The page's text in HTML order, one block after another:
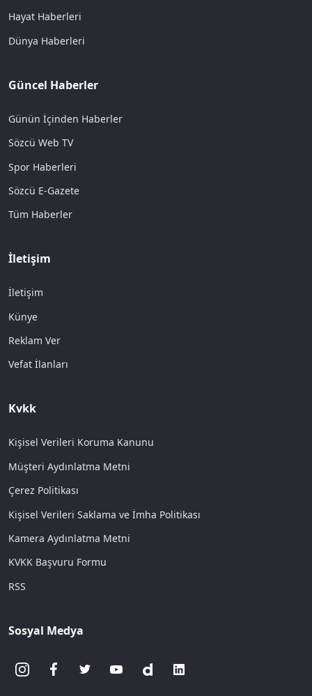
Hayat Haberleri
Dünya Haberleri
Güncel Haberler
Günün İçinden Haberler
Sözcü Web TV
Spor Haberleri
Sözcü E-Gazete
Tüm Haberler
İletişim
İletişim
Künye
Reklam Ver
Vefat İlanları
Kvkk
Kişisel Verileri Koruma Kanunu
Müşteri Aydınlatma Metni
Çerez Politikası
Kişisel Verileri Saklama ve İmha Politikası
Kamera Aydınlatma Metni
KVKK Başvuru Formu
RSS
Sosyal Medya